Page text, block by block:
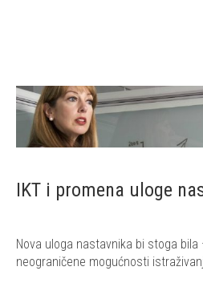
IKT i promena uloge
Nova uloga nastavnika bi stoga
neograničene mogućnosti